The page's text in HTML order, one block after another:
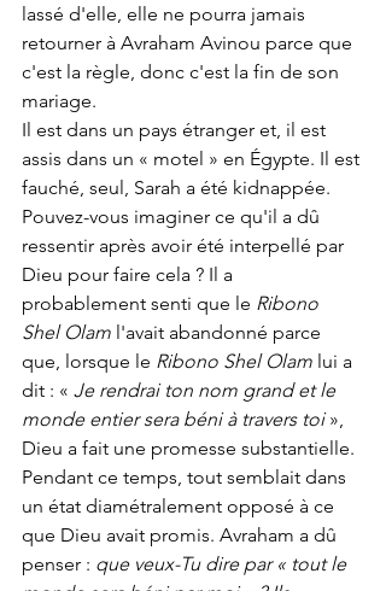
lassé d'elle, elle ne pourra jamais
retourner à Avraham Avinou parce que
c'est la règle, donc c'est la fin de son
mariage.
Il est dans un pays étranger et, il est
assis dans un « motel » en Égypte. Il est
fauché, seul, Sarah a été kidnappée.
Pouvez-vous imaginer ce qu'il a dû
ressentir après avoir été interpellé par
Dieu pour faire cela ? Il a
probablement senti que le Ribono
Shel Olam l'avait abandonné parce
que, lorsque le Ribono Shel Olam lui a
dit : « Je rendrai ton nom grand et le
monde entier sera béni à travers toi »,
Dieu a fait une promesse substantielle.
Pendant ce temps, tout semblait dans
un état diamétralement opposé à ce
que Dieu avait promis. Avraham a dû
penser : que veux-Tu dire par « tout le